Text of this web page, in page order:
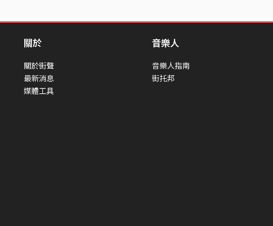
關於
關於街聲
最新消息
媒體工具
音樂人
音樂人指南
街托邦